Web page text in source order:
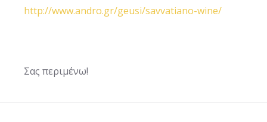
http://www.andro.gr/geusi/savvatiano-wine/
Σας περιμένω!